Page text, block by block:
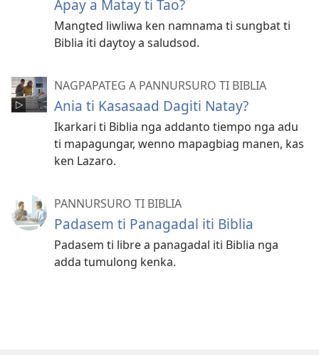
Apay a Matay ti Tao?
Mangted liwliwa ken namnama ti sungbat ti
Biblia iti daytoy a saludsod.
NAGPAPATEG A PANNURSURO TI BIBLIA
Ania ti Kasasaad Dagiti Natay?
Ikarkari ti Biblia nga addanto tiempo nga adu
ti mapagungar, wenno mapagbiag manen, kas
ken Lazaro.
PANNURSURO TI BIBLIA
Padasem ti Panagadal iti Biblia
Padasem ti libre a panagadal iti Biblia nga
adda tumulong kenka.